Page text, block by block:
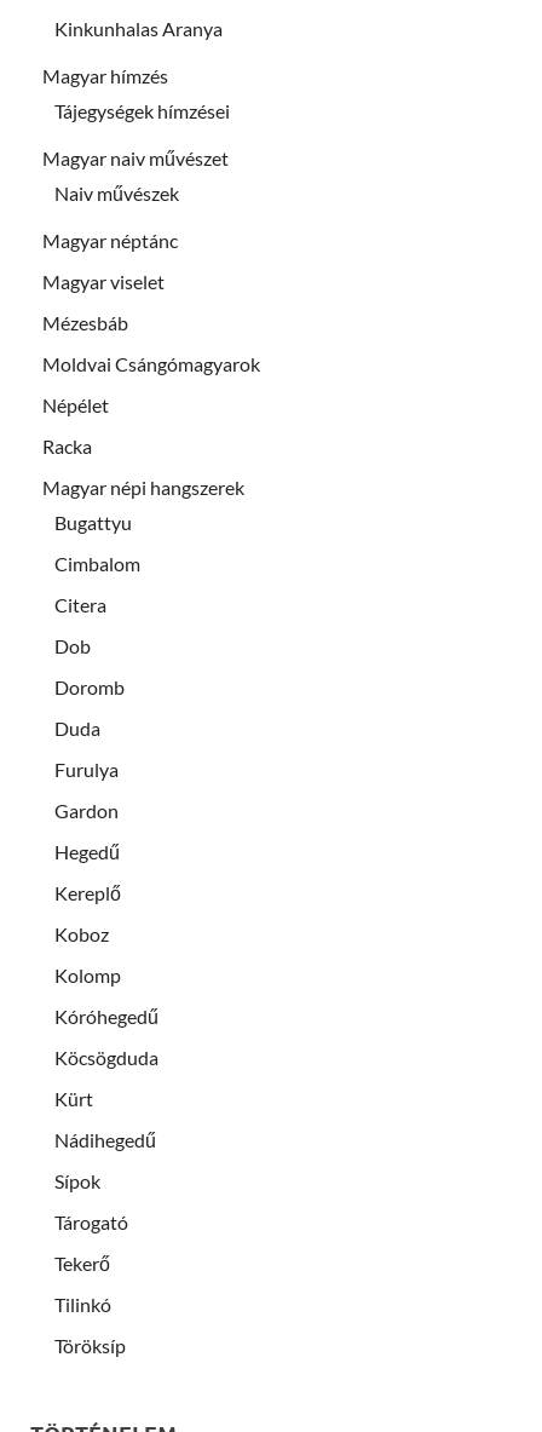
Kinkunhalas Aranya
Magyar hímzés
Tájegységek hímzései
Magyar naiv művészet
Naiv művészek
Magyar néptánc
Magyar viselet
Mézesbáb
Moldvai Csángómagyarok
Népélet
Racka
Magyar népi hangszerek
Bugattyu
Cimbalom
Citera
Dob
Doromb
Duda
Furulya
Gardon
Hegedű
Kereplő
Koboz
Kolomp
Kóróhegedű
Köcsögduda
Kürt
Nádihegedű
Sípok
Tárogató
Tekerő
Tilinkó
Töröksíp